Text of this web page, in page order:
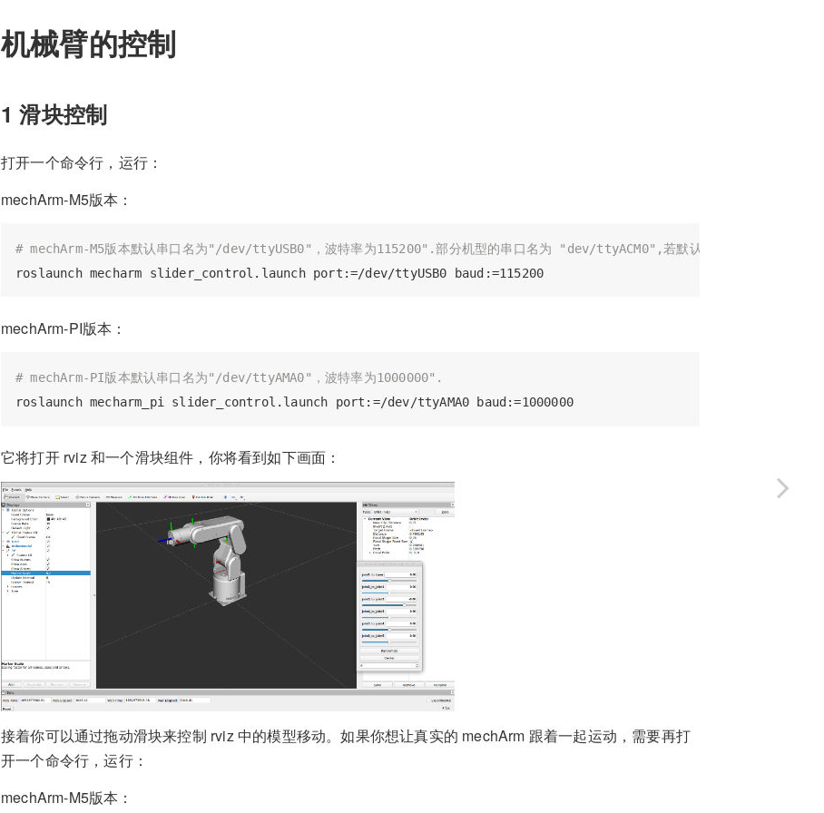
机械臂的控制
1 滑块控制
打开一个命令行，运行：
mechArm-M5版本：
# mechArm-M5版本默认串口名为"/dev/ttyUSB0"，波特率为115200".部分机型的串口名为 "dev/ttyACM0",若默认串口名发生错误，
mechArm-PI版本：
# mechArm-PI版本默认串口名为"/dev/ttyAMA0"，波特率为1000000".
它将打开 rviz 和一个滑块组件，你将看到如下画面：
接着你可以通过拖动滑块来控制 rviz 中的模型移动。如果你想让真实的 mechArm 跟着一起运动，需要再打
开一个命令行，运行：
mechArm-M5版本：